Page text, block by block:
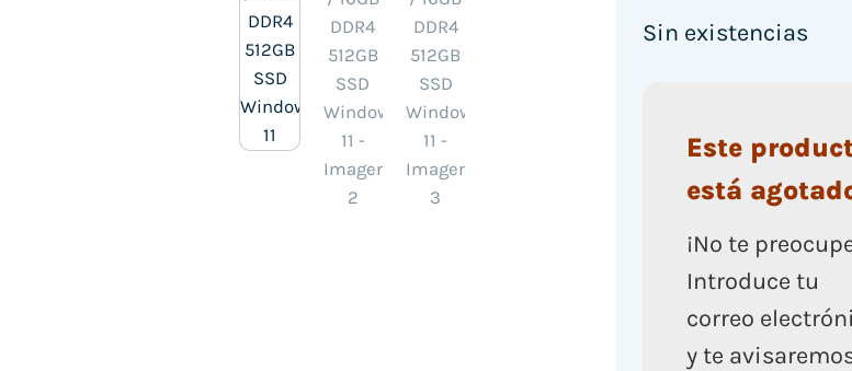
Sin existencias
Este
está
¡No te
Introduce tu
correo
y te